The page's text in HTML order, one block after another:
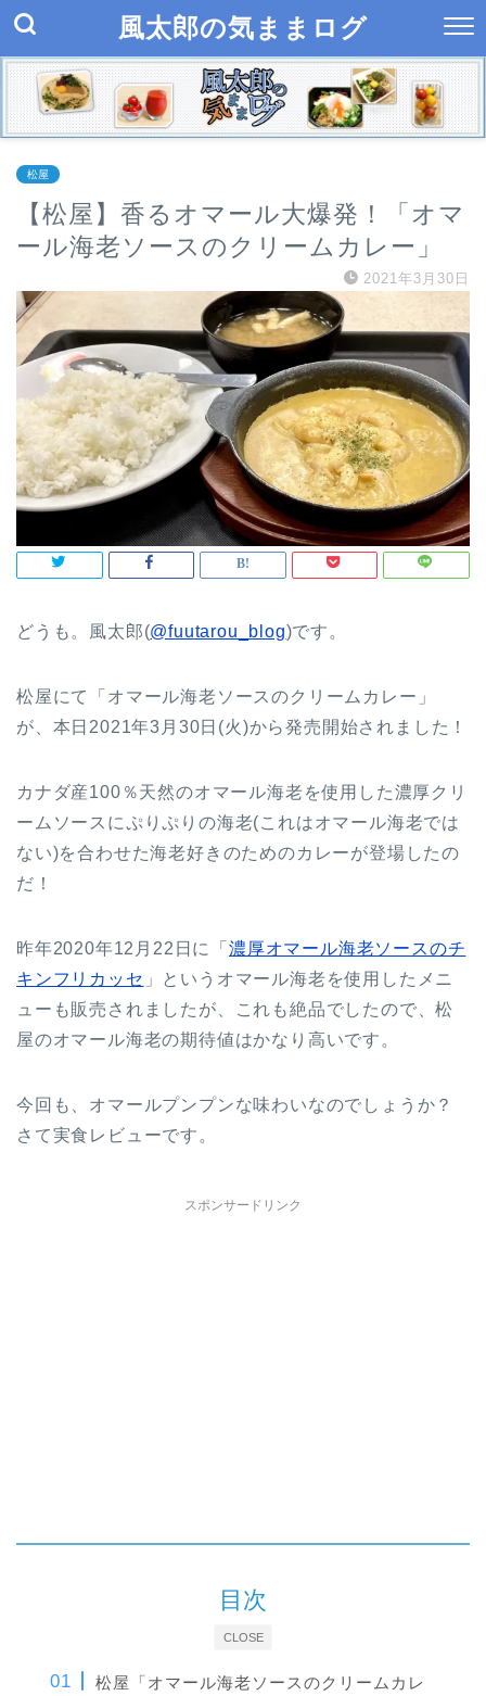
風太郎の気ままログ
松屋
【松屋】香るオマール大爆発！「オマ
ール海老ソースのクリームカレー」
2021年3月30日
どうも。風太郎(@fuutarou_blog)です。
松屋にて「オマール海老ソースのクリームカレー」
が、本日2021年3月30日(火)から発売開始されました！
カナダ産100％天然のオマール海老を使用した濃厚クリ
ームソースにぷりぷりの海老(これはオマール海老では
ない)を合わせた海老好きのためのカレーが登場したの
だ！
昨年2020年12月22日に「 濃厚オマール海老ソースのチ
キンフリカッセ 」というオマール海老を使用したメニ
ューも販売されましたが、これも絶品でしたので、松
屋のオマール海老の期待値はかなり高いです。
今回も、オマールプンプンな味わいなのでしょうか？
さて実食レビューです。
スポンサードリンク
CLOSE
目次
松屋「オマール海老ソースのクリームカレ